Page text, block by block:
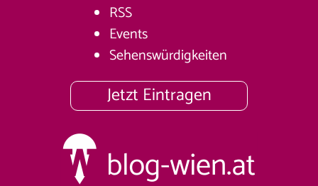
RSS
Events
Sehenswürdigkeiten
Jetzt Eintragen